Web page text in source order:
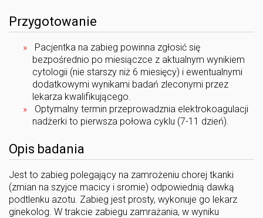
Przygotowanie
Pacjentka na zabieg powinna zgłosić się
bezpośrednio po miesiączce z aktualnym wynikiem
cytologii (nie starszy niż 6 miesięcy) i ewentualnymi
dodatkowymi wynikami badań zleconymi przez
lekarza kwalifikującego.
Optymalny termin przeprowadznia elektrokoagulacji
nadżerki to pierwsza połowa cyklu (7-11 dzień).
Opis badania
Jest to zabieg polegający na zamrożeniu chorej tkanki
(zmian na szyjce macicy i sromie) odpowiednią dawką
podtlenku azotu. Zabieg jest prosty, wykonuje go lekarz
ginekolog. W trakcie zabiegu zamrażania, w wyniku